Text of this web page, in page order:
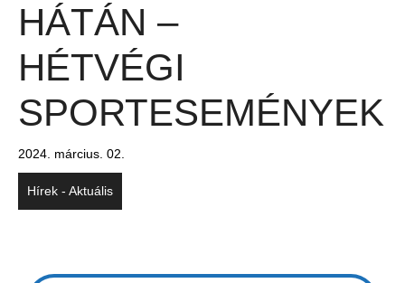
HÁTÁN –
HÉTVÉGI
SPORTESEMÉNYEK
2024. március. 02.
Hírek - Aktuális